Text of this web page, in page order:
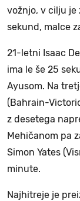
vožnjo, v cilju je
sekund, malce
21-letni Isaac
ima le še 25
Ayusom. Na
(Bahrain-
z desetega
Mehičanom pa
Simon Yates
minute.
Najhitreje je